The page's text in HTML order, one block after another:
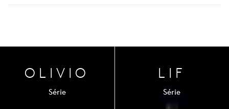
OLIVIO
Série
LIF
Série